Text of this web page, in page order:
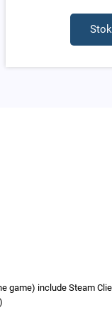
include Steam